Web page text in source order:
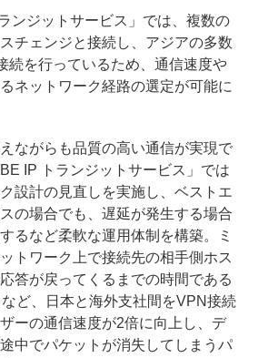
ンジットサービス」では、複数の
チェンジと接続し、アジアの多数
続を行っているため、通信速度や
ネットワーク経路の選定が可能に
ながらも品質の高い通信が実現で
IP トランジットサービス」では
設計の見直しを実施し、ベストエ
の場合でも、遅延が発生する場合
るなど柔軟な運用体制を構築。ミ
トワーク上で接続先の相手側ホス
答が戻ってくるまでの時間である
ど、日本と海外支社間をVPN接続
ーの通信速度が2倍に向上し、デ
中でパケットが消失してしまうパ